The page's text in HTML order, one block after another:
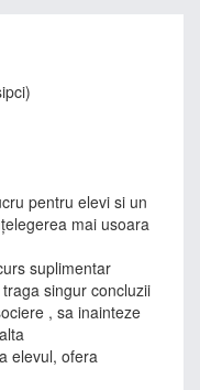
pentru elevi si un
mai usoara
suplimentar
singur concluzii
, sa inainteze
elevul, ofera